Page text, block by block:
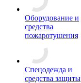
Оборудование и
средства
пожаротушения
Спецодежда и
средства защиты